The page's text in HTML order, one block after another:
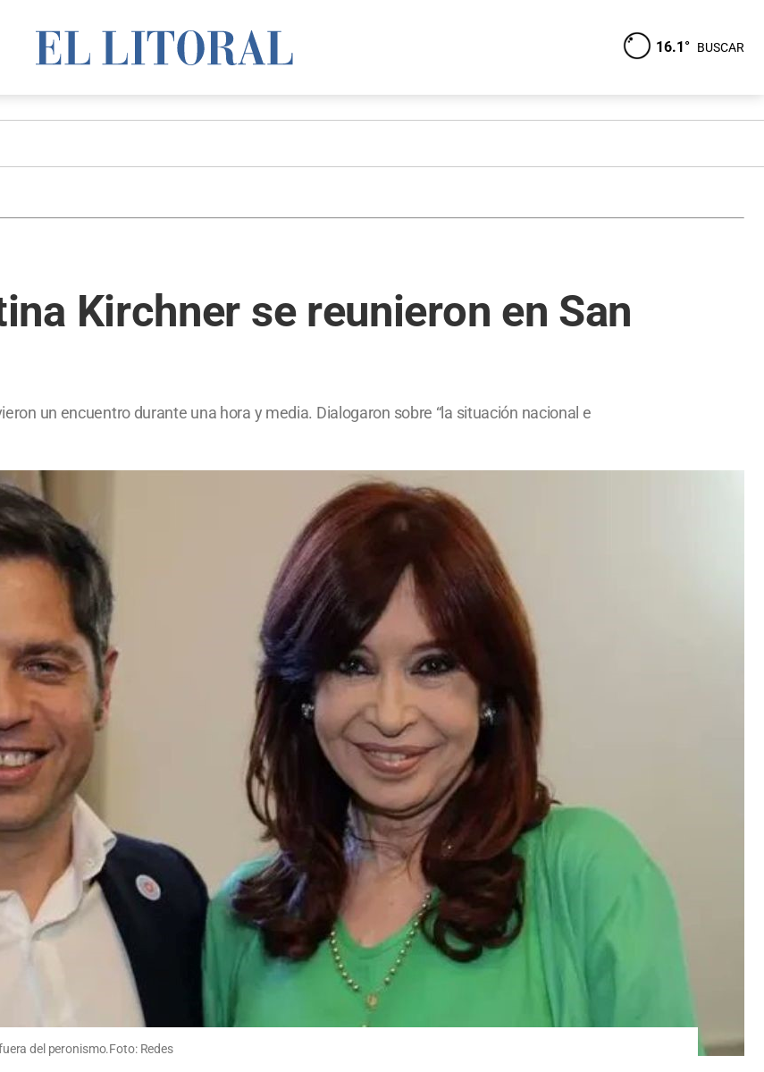
16.1° BUSCAR
Kirchner se reunieron en San
un encuentro durante una hora y media. Dialogaron sobre “la situación nacional e
del peronismo.Foto: Redes